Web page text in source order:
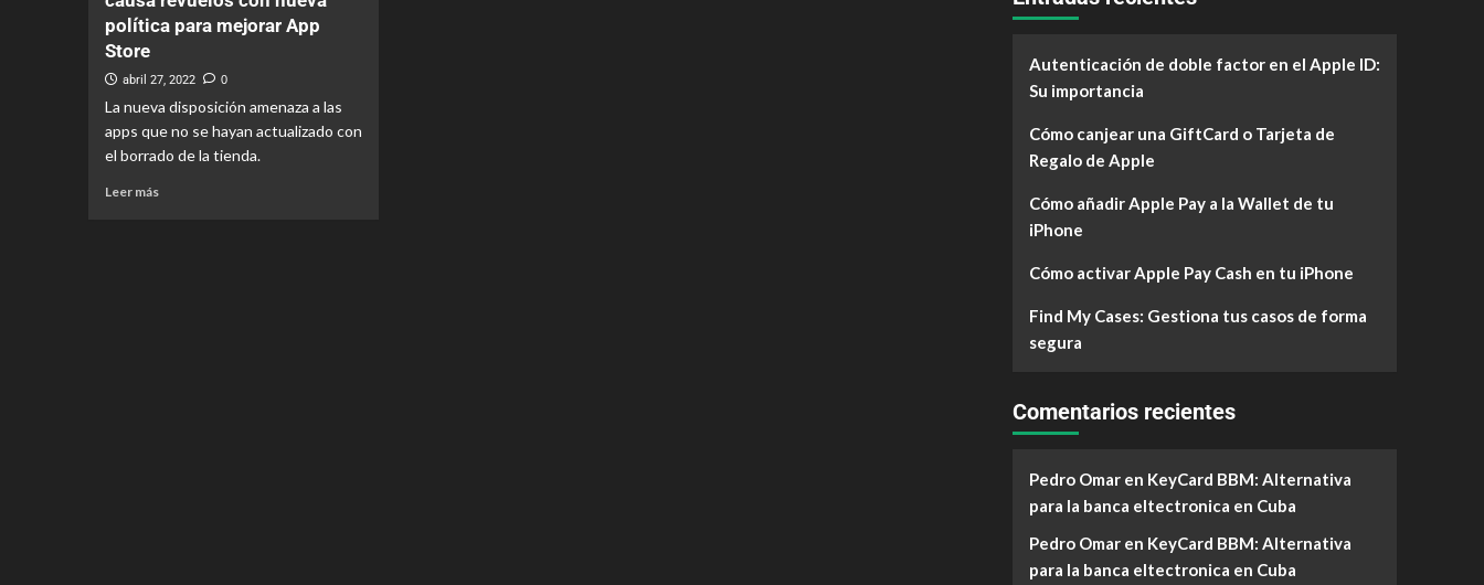
política para mejorar App
Store
abril 27, 2022 0
La nueva disposición amenaza a las
apps que no se hayan actualizado con
el borrado de la tienda.
Leer más
Autenticación de doble factor en el Apple ID:
Su importancia
Cómo canjear una GiftCard o Tarjeta de
Regalo de Apple
Cómo añadir Apple Pay a la Wallet de tu
iPhone
Cómo activar Apple Pay Cash en tu iPhone
Find My Cases: Gestiona tus casos de forma
segura
Comentarios recientes
Pedro Omaren KeyCard BBM: Alternativa
para la banca eltectronica en Cuba
Pedro Omaren KeyCard BBM: Alternativa
para la banca eltectronica en Cuba